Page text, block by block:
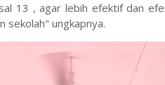
13 , agar lebih efektif dan
sekolah" ungkapnya.